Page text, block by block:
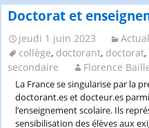
Doctorat et
jeudi 1 juin 2023
collège, doctorant, doctorat,
secondaire
Florence
La France se singularise par la
doctorant.es et docteur.es
l’enseignement scolaire. Ils
sensibilisation des élèves aux